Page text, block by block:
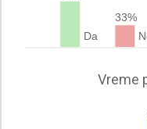
Da
33%
Vreme